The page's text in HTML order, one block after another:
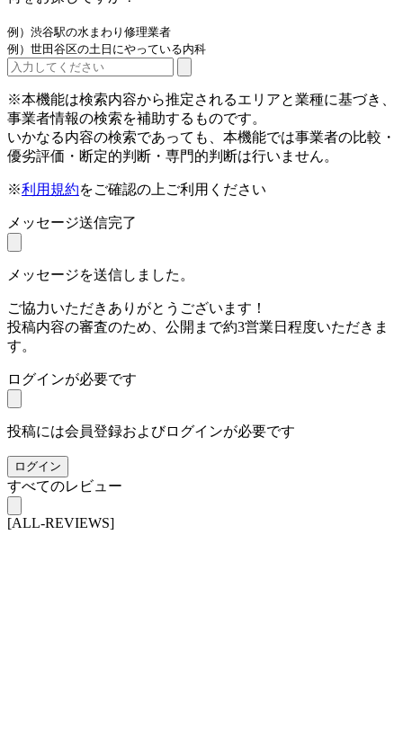
例）渋谷駅の水まわり修理業者
例）世田谷区の土日にやっている内科
※本機能は検索内容から推定されるエリアと業種に基づき、
事業者情報の検索を補助するものです。
いかなる内容の検索であっても、本機能では事業者の比較・
優劣評価・断定的判断・専門的判断は行いません。
※利用規約をご確認の上ご利用ください
メッセージ送信完了
メッセージを送信しました。
ご協力いただきありがとうございます！
投稿内容の審査のため、公開まで約3営業日程度いただきま
す。
ログインが必要です
投稿には会員登録およびログインが必要です
ログイン
すべてのレビュー
[ALL-REVIEWS]